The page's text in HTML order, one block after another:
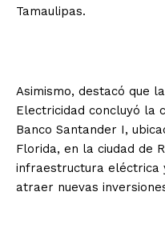
Tamaulipas.
Asimismo, destacó que
Electricidad concluyó la
Banco Santander I,
Florida, en la ciudad de
infraestructura eléctrica
atraer nuevas